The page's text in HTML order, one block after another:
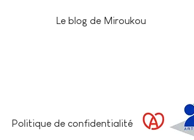
Le blog de Miroukou
Politique de confidentialité